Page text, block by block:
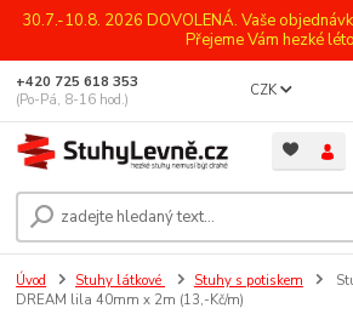
30.7.-10.8. 2026 DOVOLENÁ. Vaše
Přejeme Vám hezké
CZK
+420 725 618 353
(Po-Pá, 8-16 hod.)
Úvod Stuhy látkové Stuhy s potiskem
DREAM lila 40mm x 2m (13,-Kč/m)